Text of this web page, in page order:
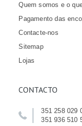
Quem somos e o
Pagamento das
Contacte-nos
Sitemap
Lojas
CONTACTO
351 258 029
351 936 510